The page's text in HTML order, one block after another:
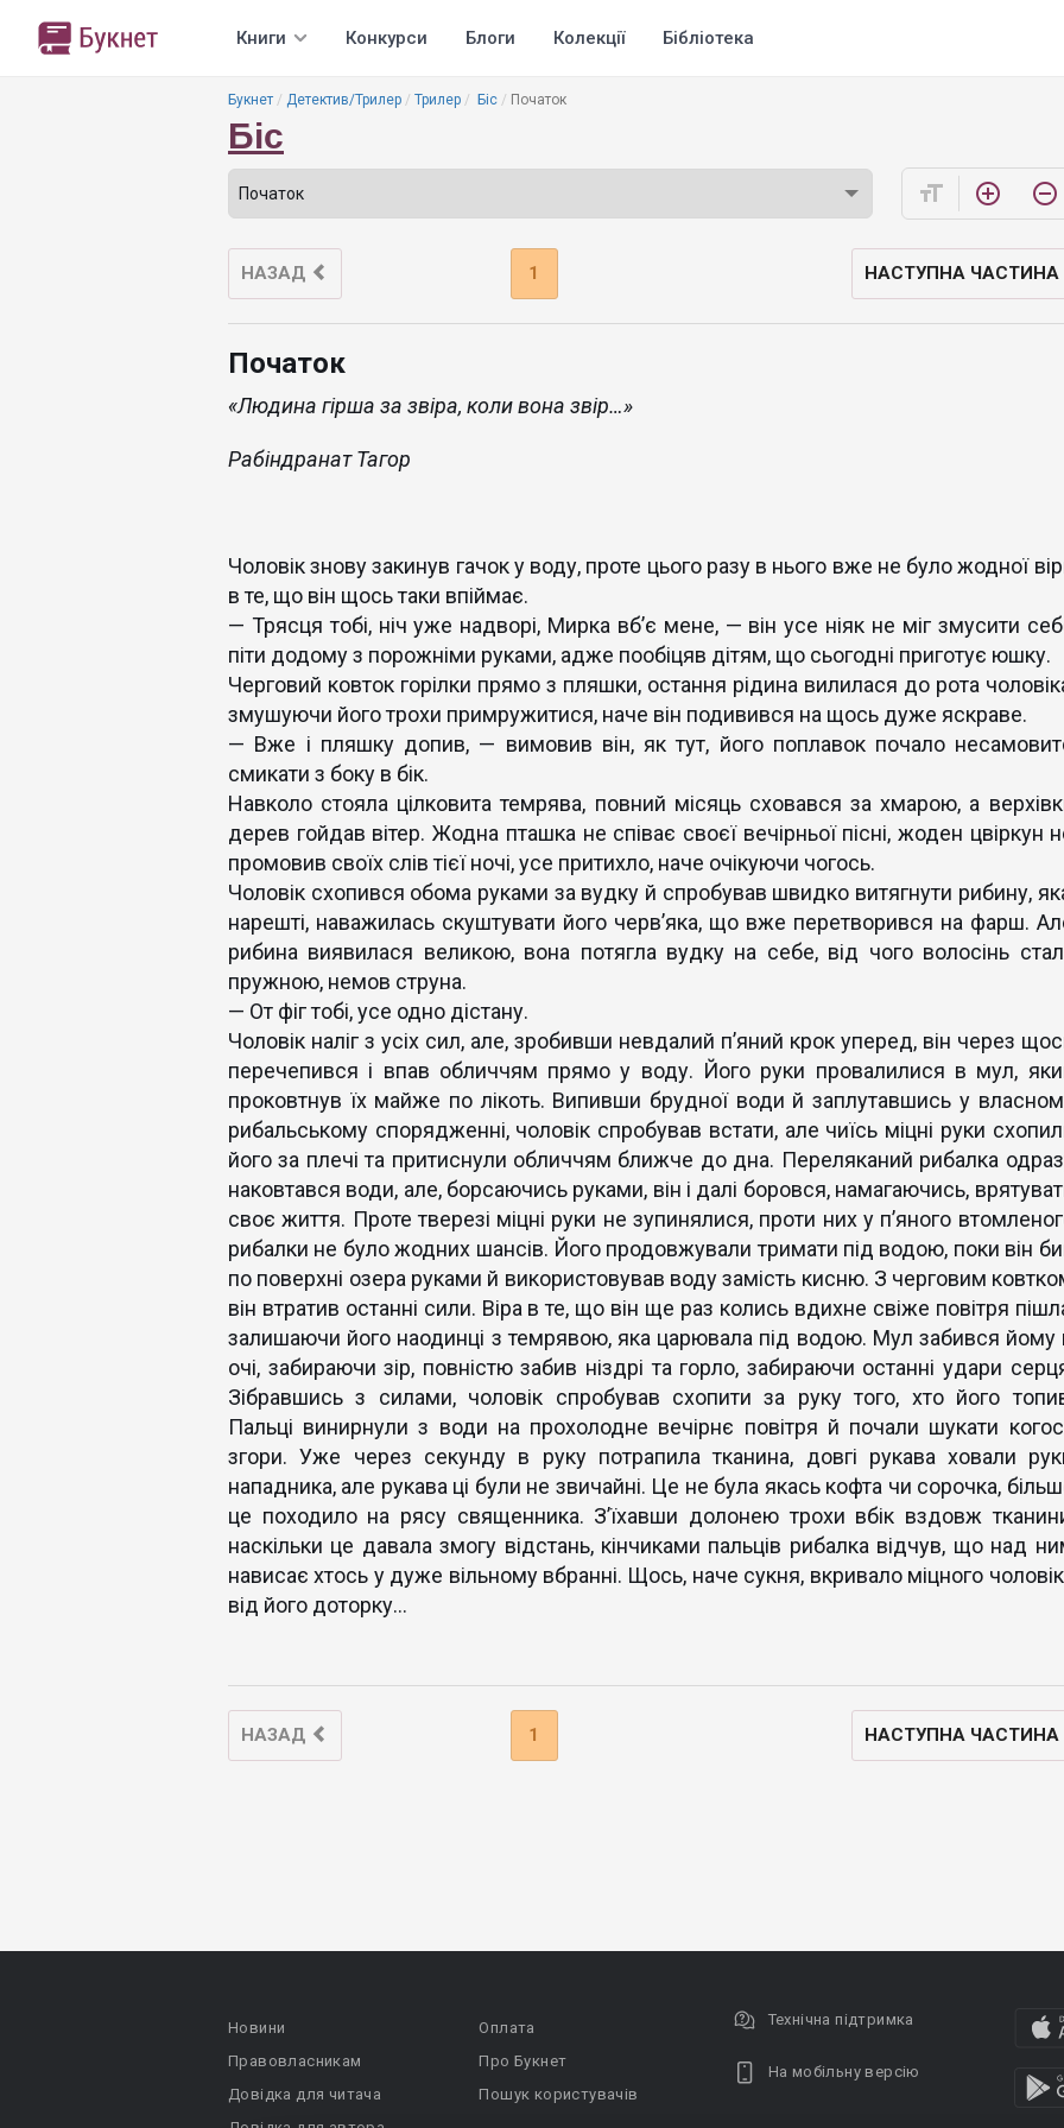
Книги Конкурси Блоги Колекції Бібліотека
Букнет Детектив/Трилер Трилер Біс Початок
Біс
format_size add_circle_outline remove_circle_outline
НАЗАД 1 НАСТУПНА ЧАСТИНА
Початок
«Людина гірша за звіра, коли вона звір…»
Рабіндранат Тагор
Чоловік знову закинув гачок у воду, проте цього разу в нього вже не було жодної
в те, що він щось таки впіймає.
— Трясця тобі, ніч уже надворі, Мирка вб’є мене, — він усе ніяк не міг змусити
піти додому з порожніми руками, адже пообіцяв дітям, що сьогодні приготує юшку.
Черговий ковток горілки прямо з пляшки, остання рідина вилилася до рота
змушуючи його трохи примружитися, наче він подивився на щось дуже яскраве.
— Вже і пляшку допив, — вимовив він, як тут, його поплавок почало
смикати з боку в бік.
Навколо стояла цілковита темрява, повний місяць сховався за хмарою, а
дерев гойдав вітер. Жодна пташка не співає своєї вечірньої пісні, жоден цвіркун
промовив своїх слів тієї ночі, усе притихло, наче очікуючи чогось.
Чоловік схопився обома руками за вудку й спробував швидко витягнути рибину,
нарешті, наважилась скуштувати його черв’яка, що вже перетворився на фарш.
рибина виявилася великою, вона потягла вудку на себе, від чого волосінь
пружною, немов струна.
— От фіг тобі, усе одно дістану.
Чоловік наліг з усіх сил, але, зробивши невдалий п’яний крок уперед, він через
перечепився і впав обличчям прямо у воду. Його руки провалилися в мул,
проковтнув їх майже по лікоть. Випивши брудної води й заплутавшись у
рибальському спорядженні, чоловік спробував встати, але чиїсь міцні руки
його за плечі та притиснули обличчям ближче до дна. Переляканий рибалка
наковтався води, але, борсаючись руками, він і далі боровся, намагаючись,
своє життя. Проте тверезі міцні руки не зупинялися, проти них у п’яного
рибалки не було жодних шансів. Його продовжували тримати під водою, поки він
по поверхні озера руками й використовував воду замість кисню. З черговим
він втратив останні сили. Віра в те, що він ще раз колись вдихне свіже повітря
залишаючи його наодинці з темрявою, яка царювала під водою. Мул забився йому
очі, забираючи зір, повністю забив ніздрі та горло, забираючи останні удари
Зібравшись з силами, чоловік спробував схопити за руку того, хто його
Пальці винирнули з води на прохолодне вечірнє повітря й почали шукати
згори. Уже через секунду в руку потрапила тканина, довгі рукава ховали
нападника, але рукава ці були не звичайні. Це не була якась кофта чи сорочка,
це походило на рясу священника. З’їхавши долонею трохи вбік вздовж
наскільки це давала змогу відстань, кінчиками пальців рибалка відчув, що над
нависає хтось у дуже вільному вбранні. Щось, наче сукня, вкривало міцного
від його доторку…
НАЗАД 1 НАСТУПНА ЧАСТИНА
Новини
Правовласникам
Довідка для читача
Оплата
Про Букнет
Пошук користувачів
Технічна підтримка
На мобільну версію